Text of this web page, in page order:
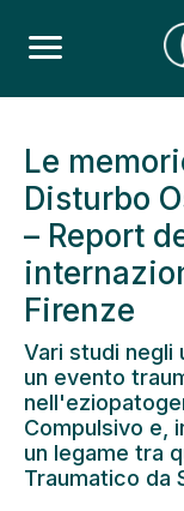
Le
Disturbo
– Report
Firenze
Vari studi negli
un evento
Compulsivo e,
un legame tra
Traumatico da